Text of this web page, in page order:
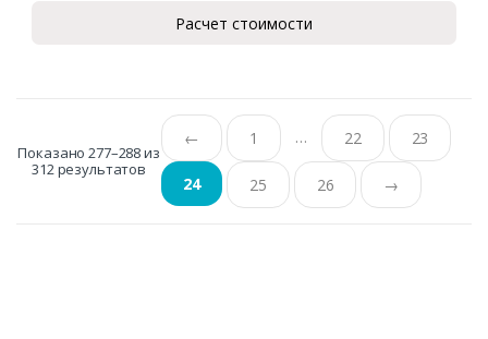
Расчет стоимости
Показано 277–288 из
312 результатов
← 1 … 22 23
24 25 26 →